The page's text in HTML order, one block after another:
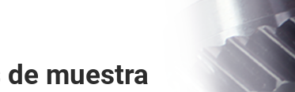
de muestra